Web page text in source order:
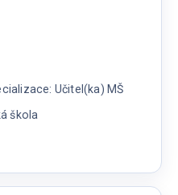
Učitel(ka) MŠ
škola